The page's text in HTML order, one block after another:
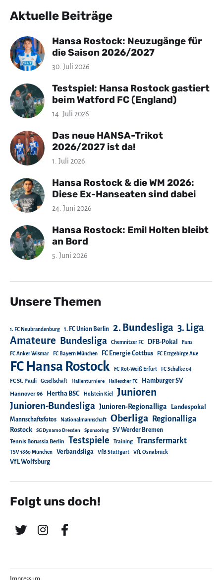
Aktuelle Beiträge
Hansa Rostock: Neuzugänge für
die Saison 2026/2027
30. Juli 2026
Testspiel: Hansa Rostock gastiert
beim Watford FC (England)
14. Juli 2026
Das neue HANSA-Trikot
2026/2027 ist da!
1. Juli 2026
Hansa Rostock & die WM 2026:
Diese Ex-Hanseaten sind dabei
24. Juni 2026
Hansa Rostock: Emil Holten bleibt
an Bord
5. Juni 2026
Unsere Themen
1. FC Neubrandenburg 1. FC Union Berlin 2. Bundesliga 3. Liga
Amateure Bundesliga Chemnitzer FC DFB-Pokal Fans
FC Anker Wismar FC Bayern München FC Energie Cottbus FC Erzgebirge Aue
FC Hansa Rostock FC Rot-Weiß Erfurt FC Schalke 04
FC St. Pauli Gesellschaft Hallenturniere Hallescher FC Hamburger SV
Hannover 96 Hertha BSC Holstein Kiel Junioren
Junioren-Bundesliga Junioren-Regionalliga
Landespokal
Mannschaftsfotos
Nationalmannschaft Oberliga Regionalliga
Rostock SG Dynamo Dresden Sponsoring SV Werder Bremen
Tennis Borussia Berlin Testspiele Training Transfermarkt
TSV 1860 München Verbandsliga VfB Stuttgart VfL Osnabrück
VfL Wolfsburg
Folgt uns doch!